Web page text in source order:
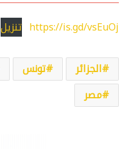
https://is.gd/vsEuOj تنزيل
الجزائر تونس
مصر